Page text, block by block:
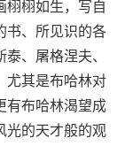
栩栩如生，写自
书、所见识的各
、屠格涅夫、
尤其是布哈林对
有布哈林渴望成
光的天才般的观